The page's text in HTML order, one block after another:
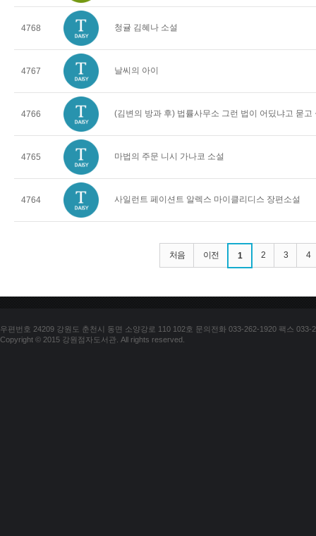
4768 청귤 김혜나 소설
4767 날씨의 아이
4766 (김변의 방과 후) 법률사무소 그런 법이 어딨냐고 묻고
4765 마법의 주문 니시 가나코 소설
4764 사일런트 페이션트 알렉스 마이클리디스 장편소설
처음 이전 1 2 3 4
우편번호 24209 강원도 춘천시 동면 소양강로 110 102호 문의전화 033-262-1920 팩스 033-
Copyright © 2015 강원점자도서관. All rights reserved.